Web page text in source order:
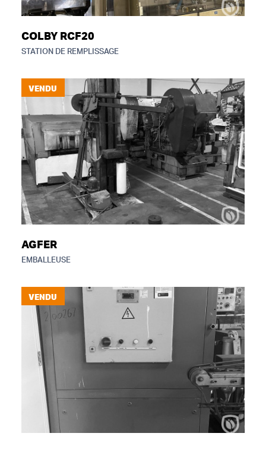
COLBY RCF20
STATION DE REMPLISSAGE
VENDU
AGFER
EMBALLEUSE
VENDU